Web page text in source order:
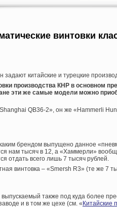
винтовки
китайские и турецкие
производства КНР в основном
эти же самые модели можно
QB36-2», он же «Hammerli
брендом выпущено данное
нам тысяч в 12, а «Хаммерли»
отдать всего лишь 7 тысяч рублей.
винтовка – «Smersh R3» (те же 7
также под куда более
и в том же цехе (см. « Китайские